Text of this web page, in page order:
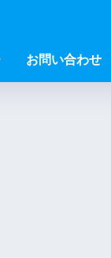
お問い合わせ